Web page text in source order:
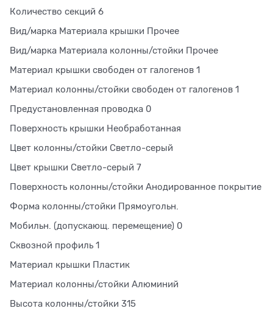
Количество секций 6
Вид/марка Материала крышки Прочее
Вид/марка Материала колонны/стойки Прочее
Материал крышки свободен от галогенов 1
Материал колонны/стойки свободен от галогенов 1
Предустановленная проводка 0
Поверхность крышки Необработанная
Цвет колонны/стойки Светло-серый
Цвет крышки Светло-серый 7
Поверхность колонны/стойки Анодированное покрытие
Форма колонны/стойки Прямоугольн.
Мобильн. (допускающ. перемещение) 0
Сквозной профиль 1
Материал крышки Пластик
Материал колонны/стойки Алюминий
Высота колонны/стойки 315